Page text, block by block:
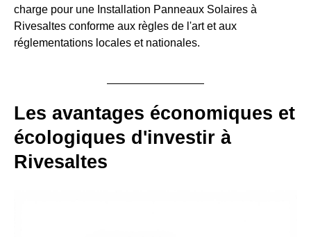
charge pour une Installation Panneaux Solaires à
Rivesaltes conforme aux règles de l'art et aux
réglementations locales et nationales.
Les avantages économiques et
écologiques d'investir à
Rivesaltes